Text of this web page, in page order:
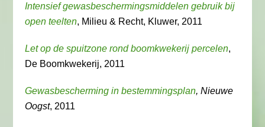
Intensief gewasbeschermingsmiddelen gebruik bij
open teelten, Milieu & Recht, Kluwer, 2011
Let op de spuitzone rond boomkwekerij percelen,
De Boomkwekerij, 2011
Gewasbescherming in bestemmingsplan, Nieuwe
Oogst, 2011